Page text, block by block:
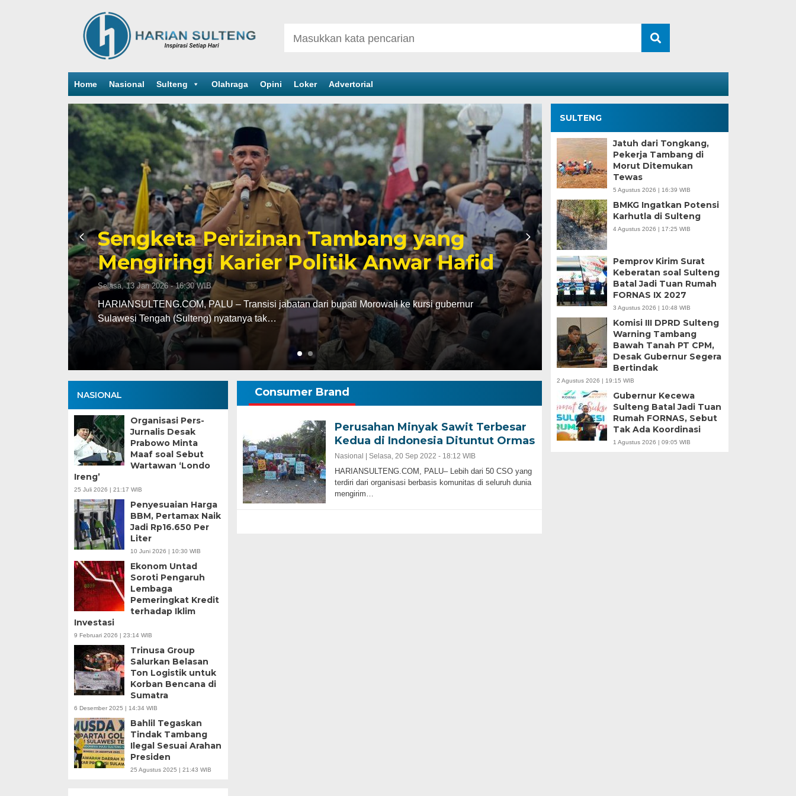
Home Nasional Sulteng Olahraga Opini Loker Advertorial
Sengketa Perizinan Tambang yang
Mengiringi Karier Politik Anwar Hafid
Selasa, 13 Jan 2026 - 16:30 WIB
HARIANSULTENG.COM, PALU – Transisi jabatan dari bupati Morowali ke kursi gubernur
Sulawesi Tengah (Sulteng) nyatanya tak…
Kesaksian Buruh
Industri Nikel di
Minggu, 5 Jan 2025 - 18:59 WIB
HARIANSULTENG.COM, MOROWALI – Industri
punggung ekspor nasional. Mantra hilirisasi terus…
NASIONAL
Organisasi Pers-
Jurnalis Desak
Prabowo Minta
Maaf soal Sebut
Wartawan ‘Londo
Ireng’
25 Juli 2026 | 21:17 WIB
Penyesuaian Harga
BBM, Pertamax Naik
Jadi Rp16.650 Per
Liter
10 Juni 2026 | 10:30 WIB
Ekonom Untad
Soroti Pengaruh
Lembaga
Pemeringkat Kredit
terhadap Iklim
Investasi
9 Februari 2026 | 23:14 WIB
Trinusa Group
Salurkan Belasan
Ton Logistik untuk
Korban Bencana di
Sumatra
6 Desember 2025 | 14:34 WIB
Bahlil Tegaskan
Tindak Tambang
Ilegal Sesuai Arahan
Presiden
25 Agustus 2025 | 21:43 WIB
Consumer Brand
Perusahan Minyak Sawit Terbesar
Kedua di Indonesia Dituntut Ormas
Nasional | Selasa, 20 Sep 2022 - 18:12 WIB
HARIANSULTENG.COM, PALU– Lebih dari 50 CSO yang
terdiri dari organisasi berbasis komunitas di seluruh dunia
mengirim…
SULTENG
Jatuh dari Tongkang,
Pekerja Tambang di
Morut Ditemukan
Tewas
5 Agustus 2026 | 16:39 WIB
BMKG Ingatkan Potensi
Karhutla di Sulteng
4 Agustus 2026 | 17:25 WIB
Pemprov Kirim Surat
Keberatan soal Sulteng
Batal Jadi Tuan Rumah
FORNAS IX 2027
3 Agustus 2026 | 10:48 WIB
Komisi III DPRD Sulteng
Warning Tambang
Bawah Tanah PT CPM,
Desak Gubernur Segera
Bertindak
2 Agustus 2026 | 19:15 WIB
Gubernur Kecewa
Sulteng Batal Jadi Tuan
Rumah FORNAS, Sebut
Tak Ada Koordinasi
1 Agustus 2026 | 09:05 WIB